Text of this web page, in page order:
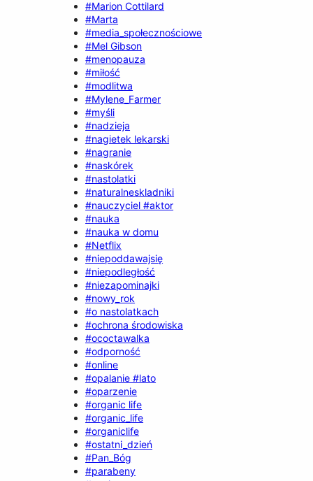
#Marion Cottilard
#Marta
#media_społecznościowe
#Mel Gibson
#menopauza
#miłość
#modlitwa
#Mylene_Farmer
#myśli
#nadzieja
#nagietek lekarski
#nagranie
#naskórek
#nastolatki
#naturalneskladniki
#nauczyciel #aktor
#nauka
#nauka w domu
#Netflix
#niepoddawajsię
#niepodległość
#niezapominajki
#nowy_rok
#o nastolatkach
#ochrona środowiska
#ococtawalka
#odporność
#online
#opalanie #lato
#oparzenie
#organic life
#organic_life
#organiclife
#ostatni_dzień
#Pan_Bóg
#parabeny